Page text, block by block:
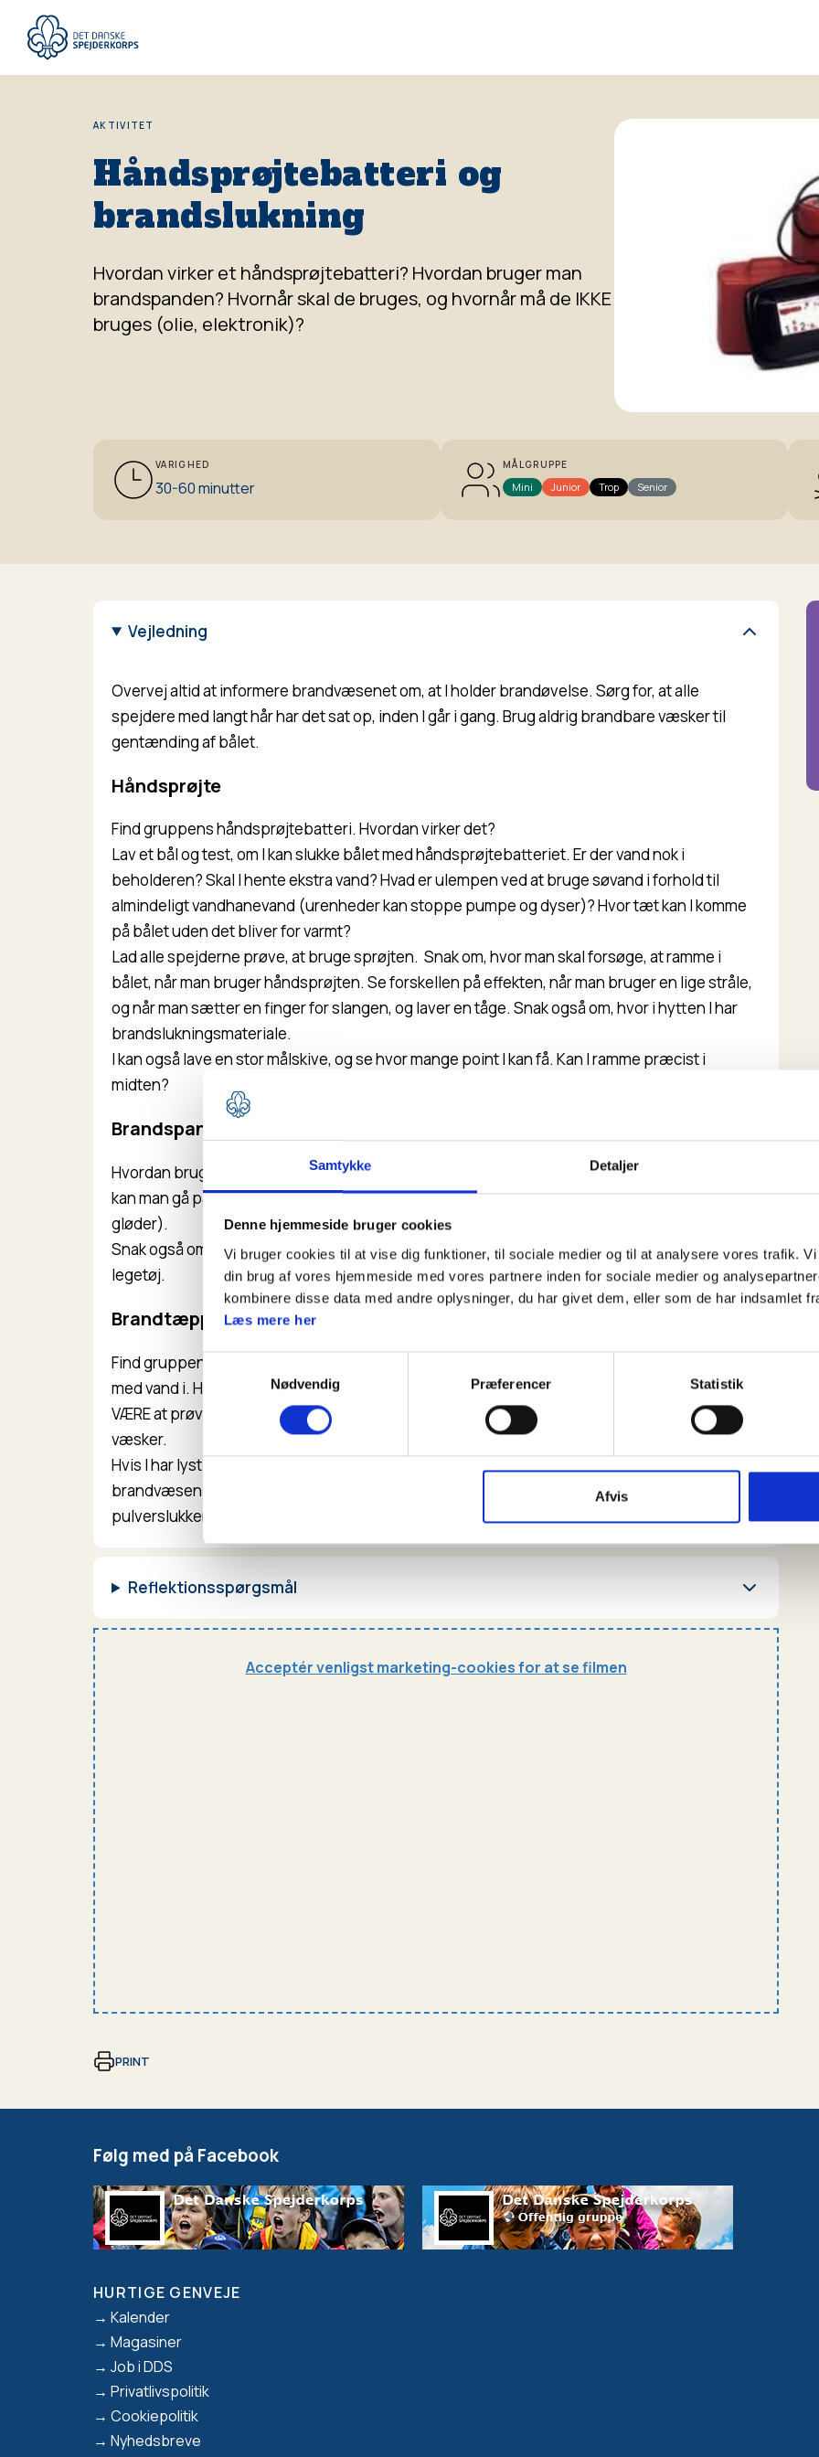
Samtykke Detaljer
Denne hjemmeside bruger cookies
Vi bruger cookies til at vise dig funktioner, til sociale medier og til at analysere vores trafik.
din brug af vores hjemmeside med vores partnere inden for sociale medier og
kombinere disse data med andre oplysninger, du har givet dem, eller som de har indsamlet
Læs mere her
Samtykkevalg
Nødvendig
Præferencer Statistik
Afvis
hovedindhold
AKTIVITET
Håndsprøjtebatteri og
brandslukning
Hvordan virker et håndsprøjtebatteri? Hvordan bruger man
brandspanden? Hvornår skal de bruges, og hvornår må de IKKE
bruges (olie, elektronik)?
VARIGHED
30-60 minutter
MÅLGRUPPE
Mini Junior Trop Senior
Vejledning
Overvej altid at informere brandvæsenet om, at I holder brandøvelse. Sørg for, at alle
spejdere med langt hår har det sat op, inden I går i gang. Brug aldrig brandbare væsker til
gentænding af bålet.
Håndsprøjte
Find gruppens håndsprøjtebatteri. Hvordan virker det?
Lav et bål og test, om I kan slukke bålet med håndsprøjtebatteriet. Er der vand nok i
beholderen? Skal I hente ekstra vand? Hvad er ulempen ved at bruge søvand i forhold til
almindeligt vandhanevand (urenheder kan stoppe pumpe og dyser)? Hvor tæt kan I komme
på bålet uden det bliver for varmt?
Lad alle spejderne prøve, at bruge sprøjten. Snak om, hvor man skal forsøge, at ramme i
bålet, når man bruger håndsprøjten. Se forskellen på effekten, når man bruger en lige stråle,
og når man sætter en finger for slangen, og laver en tåge. Snak også om, hvor i hytten I har
brandslukningsmateriale.
I kan også lave en stor målskive, og se hvor mange point I kan få. Kan I ramme præcist i
midten?
Brandspand
Hvordan bruger man brandspanden? Tænd et bål og sluk det med brandspanden. Hvor tæt
kan man gå på ilden. Hvad skal man passe på, når man bruger brandspanden (vanddamp,
gløder).
Snak også om, at brandspanden altid skal være der, når man laver bål, og at den ikke er
legetøj.
Brandtæppe
Find gruppens brandtæppe. Hvordan bruger man det? Demonstrer sikker brug på en gryde
med vand i. Hvis ikke I har en leder der er uddannet i håndtering af gryder med ild i, så LAD
VÆRE at prøve det rigtigt, da det hurtigt kan gå galt, at antænde/genantænde brandbare
væsker.
Hvis I har lyst til at prøve tæppet rigtigt, så prøv om I kan lave en aftale med det lokale
brandvæsen om at de arrangerer et møde for jer, hvor I kan prøve brandtæppe og
pulverslukkere i praksis.
Reflektionsspørgsmål
Acceptér venligst marketing-cookies for at se filmen
PRINT
Følg med på Facebook
Footer
HURTIGE GENVEJE
Kalender
Magasiner
Job i DDS
Privatlivspolitik
Cookiepolitik
Nyhedsbreve